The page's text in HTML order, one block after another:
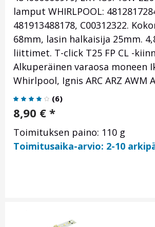
lamput WHIRLPOOL:
481913488178, C00312322.
68mm, lasin halkaisija 25mm.
liittimet. T-click T25 FP CL -
Alkuperäinen varaosa moneen
Whirlpool, Ignis ARC ARZ AWM
(6)
8,90 € *
Toimituksen paino: 110 g
Toimitusaika-arvio: 2-10